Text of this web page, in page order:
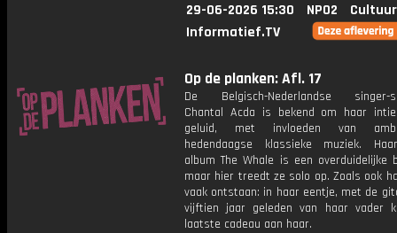
29-06-2026 15:30 NPO2
Informatief.TV
Op de planken: Afl. 17
De Belgisch-Nederlandse singer-
Chantal Acda is bekend om haar
geluid, met invloeden van
hedendaagse klassieke muziek.
album The Whale is een overduidelijke
maar hier treedt ze solo op. Zoals ook
vaak ontstaan: in haar eentje, met de
vijftien jaar geleden van haar vader
laatste cadeau aan haar.